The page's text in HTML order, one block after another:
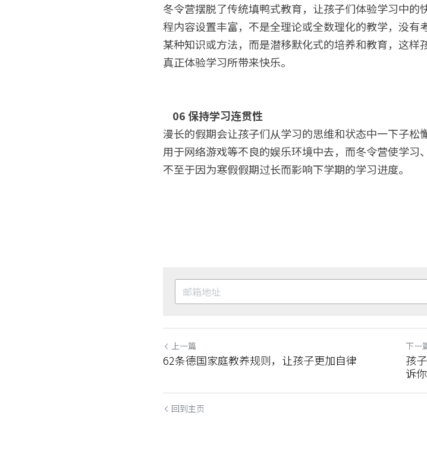
冬令营摆脱了传统填鸭式教育，让孩子们体验学习中
程内容设置丰富，不是全理论或全数理化的教学，没
某种知识或方法，而是潜移默化式的培养和教育，这样
真正体验学习所带来快乐。
06 保持学习连贯性
漫长的假期会让孩子们从学习的思维和状态中一下子
用于网络游戏等不良的娱乐环境中去，而冬令营使学习
不至于因为寒假假期过长而影响下学期的学习进度。​
上一篇
62条德国家庭教养规则，让孩子更加自律
下一
孩
诉
回到主页